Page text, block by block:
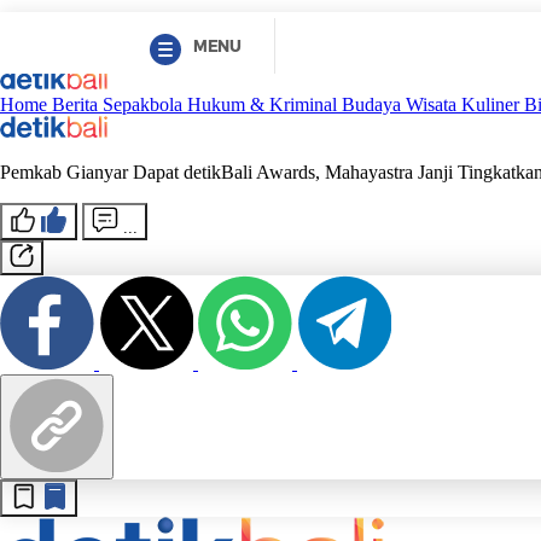
MENU
Home Berita Sepakbola Hukum & Kriminal Budaya Wisata Kuliner
Pemkab Gianyar Dapat detikBali Awards, Mahayastra Janji
...